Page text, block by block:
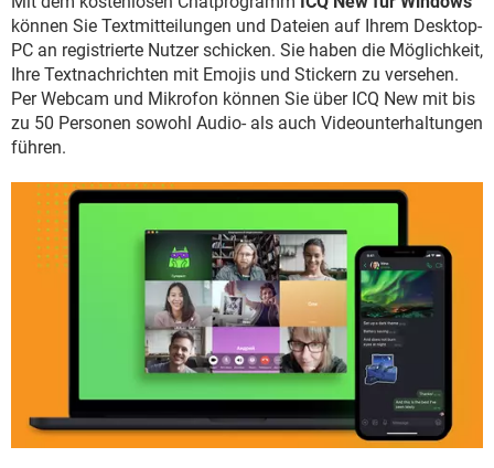
FACEBOOK HARDWARE
können Sie Textmitteilungen und Dateien auf Ihrem Desktop-
PC an registrierte Nutzer schicken. Sie haben die Möglichkeit,
Ihre Textnachrichten mit Emojis und Stickern zu versehen.
Per Webcam und Mikrofon können Sie über ICQ New mit bis
zu 50 Personen sowohl Audio- als auch Videounterhaltungen
führen.